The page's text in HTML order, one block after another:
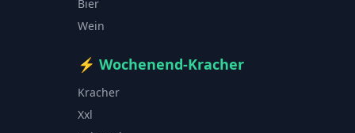
Bier
Wein
⚡ Wochenend-Kracher
Kracher
Xxl